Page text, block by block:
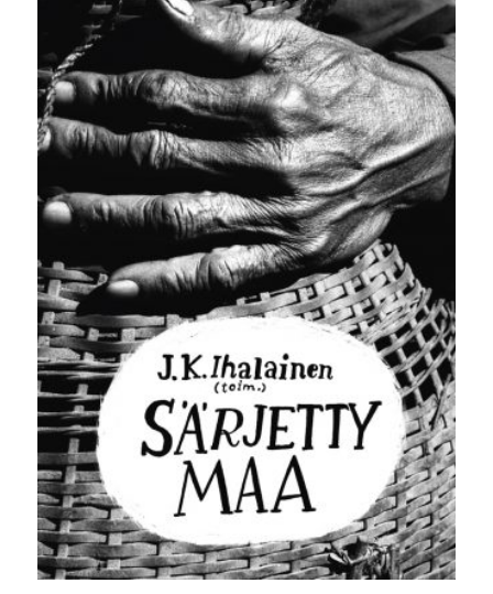
40,00 €. 20,00 €.